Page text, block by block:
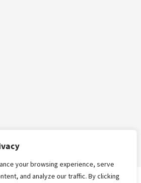
your browsing experience, serve
and analyze our traffic. By clicking